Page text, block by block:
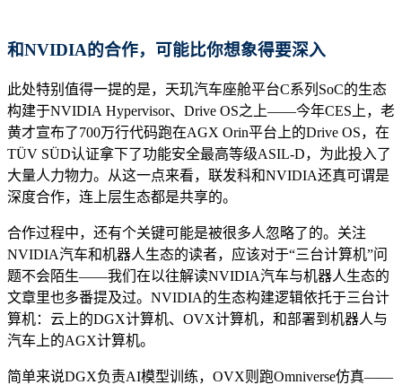
和NVIDIA的合作，可能比你想象得要深入
此处特别值得一提的是，天玑汽车座舱平台C系列SoC的生态
构建于NVIDIA Hypervisor、Drive OS之上——今年CES上，老
黄才宣布了700万行代码跑在AGX Orin平台上的Drive OS，在
TÜV SÜD认证拿下了功能安全最高等级ASIL-D，为此投入了
大量人力物力。从这一点来看，联发科和NVIDIA还真可谓是
深度合作，连上层生态都是共享的。
合作过程中，还有个关键可能是被很多人忽略了的。关注
NVIDIA汽车和机器人生态的读者，应该对于“三台计算机”问
题不会陌生——我们在以往解读NVIDIA汽车与机器人生态的
文章里也多番提及过。NVIDIA的生态构建逻辑依托于三台计
算机：云上的DGX计算机、OVX计算机，和部署到机器人与
汽车上的AGX计算机。
简单来说DGX负责AI模型训练，OVX则跑Omniverse仿真——